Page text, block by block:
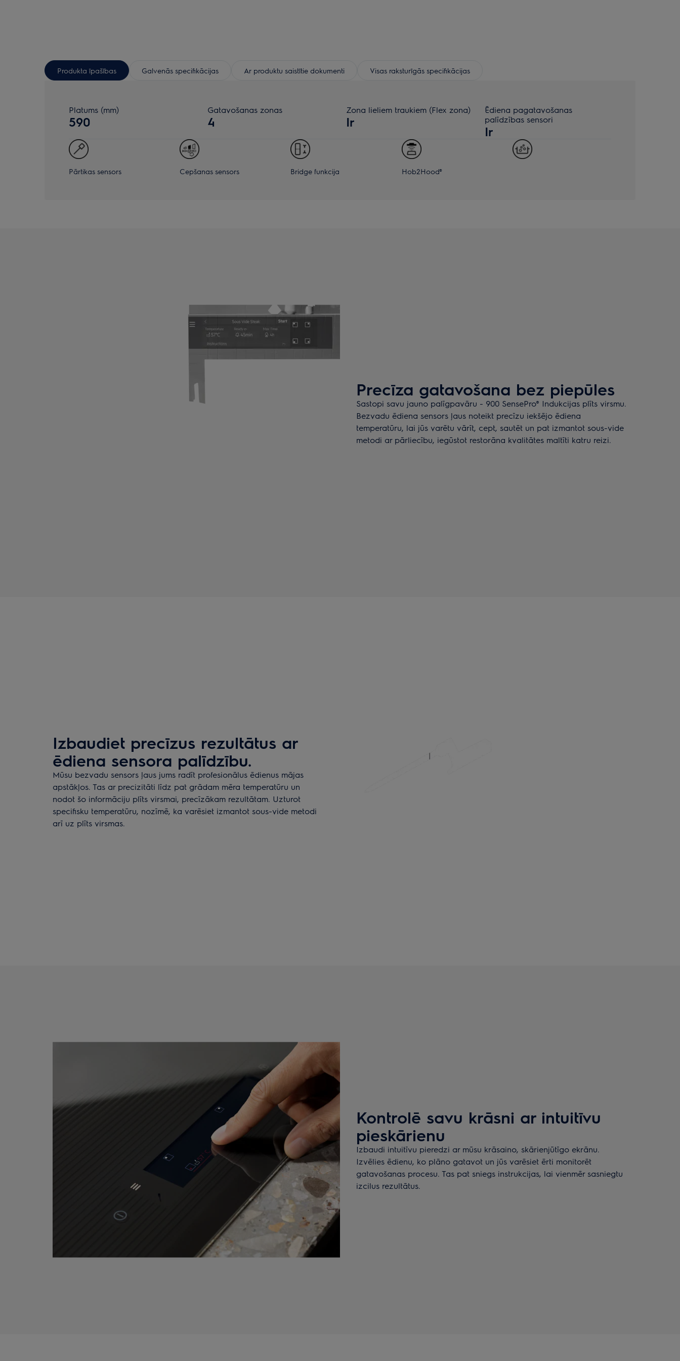
Produkta īpašības Galvenās specifikācijas Ar produktu saistītie dokumenti Visas raksturīgās specifikācijas
Platums (mm)
590
Gatavošanas zonas
4
Zona lieliem traukiem (Flex zona)
Ir
Ēdiena pagatavošanas
palīdzības sensori
Ir
Pārtikas sensors Cepšanas sensors Bridge funkcija Hob2Hood®
Precīza gatavošana bez piepūles
Sastopi savu jauno palīgpavāru - 900 SensePro® Indukcijas plīts virsmu.
Bezvadu ēdiena sensors ļaus noteikt precīzu iekšējo ēdiena
temperatūru, lai jūs varētu vārīt, cept, sautēt un pat izmantot sous-vide
metodi ar pārliecību, iegūstot restorāna kvalitātes maltīti katru reizi.
Izbaudiet precīzus rezultātus ar
ēdiena sensora palīdzību.
Mūsu bezvadu sensors ļaus jums radīt profesionālus ēdienus mājas
apstākļos. Tas ar precizitāti līdz pat grādam mēra temperatūru un
nodot šo informāciju plīts virsmai, precīzākam rezultātam. Uzturot
specifisku temperatūru, nozīmē, ka varēsiet izmantot sous-vide metodi
arī uz plīts virsmas.
Kontrolē savu krāsni ar intuitīvu
pieskārienu
Izbaudi intuitīvu pieredzi ar mūsu krāsaino, skārienjūtīgo ekrānu.
Izvēlies ēdienu, ko plāno gatavot un jūs varēsiet ērti monitorēt
gatavošanas procesu. Tas pat sniegs instrukcijas, lai vienmēr sasniegtu
izcilus rezultātus.